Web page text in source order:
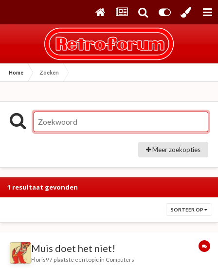
Home Zoeken
Meer zoekopties
1 resultaat gevonden
SORTEER OP
Muis doet het niet!
Floris97 plaatste een topic in Computers